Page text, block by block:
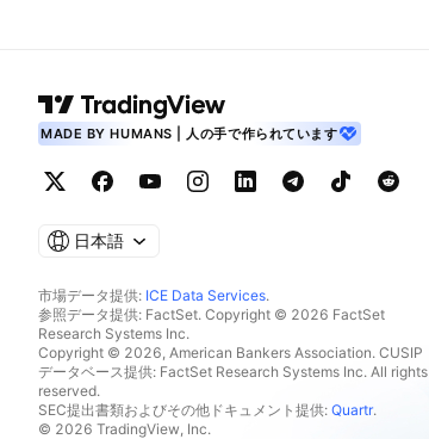
MADE BY HUMANS | 人の手で作られています
日本語
市場データ提供: ICE Data Services.
参照データ提供: FactSet. Copyright © 2026 FactSet
Research Systems Inc.
Copyright © 2026, American Bankers Association. CUSIP
データベース提供: FactSet Research Systems Inc. All rights
reserved.
SEC提出書類およびその他ドキュメント提供: Quartr.
© 2026 TradingView, Inc.